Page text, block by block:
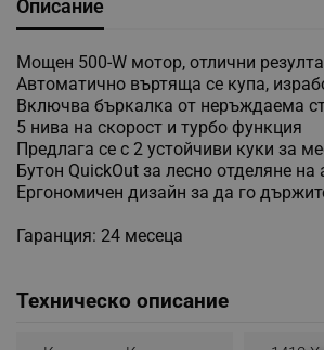
Описание
Мощен 500-W мотор, отлични
Автоматично въртяща се купа,
Включва бъркалка от неръждаема
5 нива на скорост и турбо функция
Предлага се с 2 устойчиви куки за
Бутон QuickOut за лесно отделяне на
Ергономичен дизайн за да го
Гаранция: 24 месеца
Техническо описание